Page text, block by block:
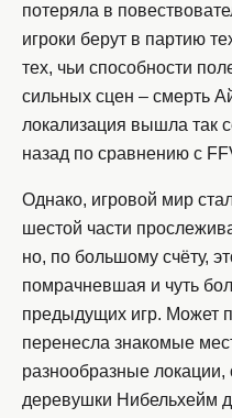
потеряла в
игроки берут в партию
тех, чьи способности
сильных сцен – смерть
локализация вышла так
назад по сравнению с
Однако, игровой мир
шестой части
но, по большому счёту,
помрачневшая и чуть
предыдущих игр. Может
перенесла знакомые
разнообразные локации,
деревушки Нибельхейм